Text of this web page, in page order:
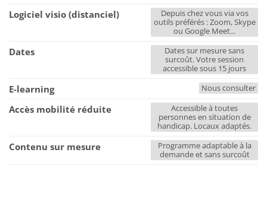
Logiciel visio (distanciel)
Depuis chez vous via vos
outils préférés : Zoom, Skype
ou Google Meet...
Dates
Dates sur mesure sans
surcoût. Votre session
accessible sous 15 jours
E-learning Nous consulter
Accès mobilité réduite
Accessible à toutes
personnes en situation de
handicap. Locaux adaptés.
Contenu sur mesure
Programme adaptable à la
demande et sans surcoût